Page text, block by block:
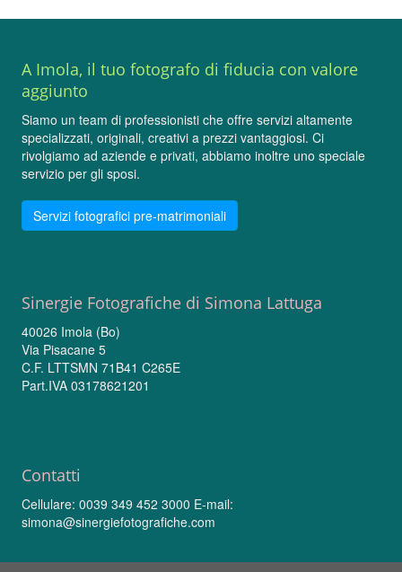
A Imola, il tuo fotografo di fiducia con valore
aggiunto
Siamo un team di professionisti che offre servizi altamente
specializzati, originali, creativi a prezzi vantaggiosi. Ci
rivolgiamo ad aziende e privati, abbiamo inoltre uno speciale
servizio per gli sposi.
Servizi fotografici pre-matrimoniali
Sinergie Fotografiche di Simona Lattuga
40026 Imola (Bo)
Via Pisacane 5
C.F. LTTSMN 71B41 C265E
Part.IVA 03178621201
Contatti
Cellulare: 0039 349 452 3000 E-mail:
simona@sinergiefotografiche.com